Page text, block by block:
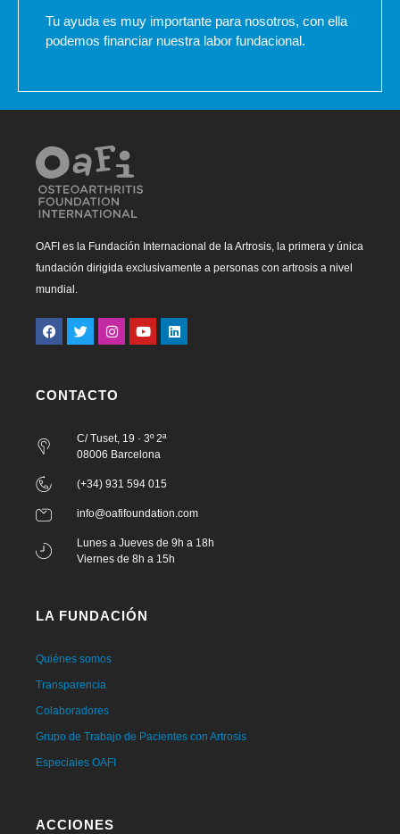
Tu ayuda es muy importante para nosotros, con ella
podemos financiar nuestra labor fundacional.
OAFI es la Fundación Internacional de la Artrosis, la primera y única
fundación dirigida exclusivamente a personas con artrosis a nivel
mundial.
CONTACTO
C/ Tuset, 19 · 3º 2ª
08006 Barcelona
(+34) 931 594 015
info@oafifoundation.com
Lunes a Jueves de 9h a 18h
Viernes de 8h a 15h
LA FUNDACIÓN
Quiénes somos
Transparencia
Colaboradores
Grupo de Trabajo de Pacientes con Artrosis
Especiales OAFI
ACCIONES